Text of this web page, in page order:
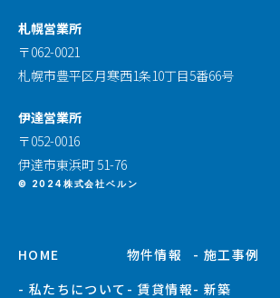
札幌営業所
〒062-0021
札幌市豊平区月寒西1条10丁目5番66号
伊達営業所
〒052-0016
伊達市東浜町 51-76
© 2024株式会社ベルン
HOME
- 私たちについて
物件情報
- 賃貸情報
- 施工事例
- 新築